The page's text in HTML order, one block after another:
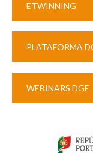
ETWINNING
PLATAFORMA
WEBINARS DGE